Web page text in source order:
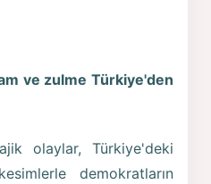
ve zulme Türkiye'den
olaylar, Türkiye'deki
demokratların